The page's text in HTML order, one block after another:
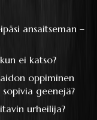
ansaitseman –
ei katso?
oppiminen
geenejä?
urheilija?